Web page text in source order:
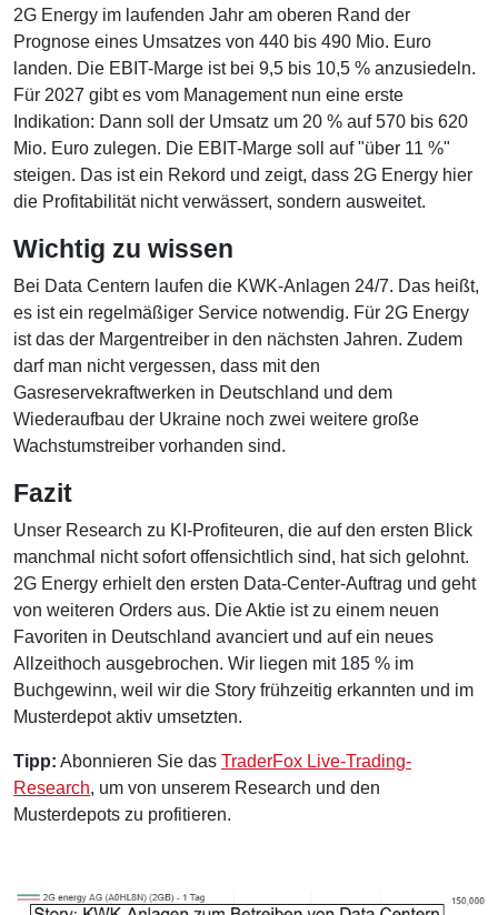
2G Energy im laufenden Jahr am oberen Rand der
Prognose eines Umsatzes von 440 bis 490 Mio. Euro
landen. Die EBIT-Marge ist bei 9,5 bis 10,5 % anzusiedeln.
Für 2027 gibt es vom Management nun eine erste
Indikation: Dann soll der Umsatz um 20 % auf 570 bis 620
Mio. Euro zulegen. Die EBIT-Marge soll auf "über 11 %"
steigen. Das ist ein Rekord und zeigt, dass 2G Energy hier
die Profitabilität nicht verwässert, sondern ausweitet.
Wichtig zu wissen
Bei Data Centern laufen die KWK-Anlagen 24/7. Das heißt,
es ist ein regelmäßiger Service notwendig. Für 2G Energy
ist das der Margentreiber in den nächsten Jahren. Zudem
darf man nicht vergessen, dass mit den
Gasreservekraftwerken in Deutschland und dem
Wiederaufbau der Ukraine noch zwei weitere große
Wachstumstreiber vorhanden sind.
Fazit
Unser Research zu KI-Profiteuren, die auf den ersten Blick
manchmal nicht sofort offensichtlich sind, hat sich gelohnt.
2G Energy erhielt den ersten Data-Center-Auftrag und geht
von weiteren Orders aus. Die Aktie ist zu einem neuen
Favoriten in Deutschland avanciert und auf ein neues
Allzeithoch ausgebrochen. Wir liegen mit 185 % im
Buchgewinn, weil wir die Story frühzeitig erkannten und im
Musterdepot aktiv umsetzten.
Tipp: Abonnieren Sie das TraderFox Live-Trading-
Research, um von unserem Research und den
Musterdepots zu profitieren.